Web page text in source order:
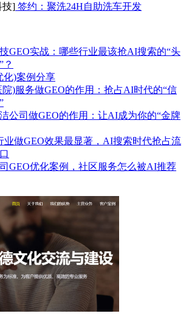
技] 签约：聚洗24H自助洗车开发
GEO实战：哪些行业最该抢AI搜索的“头
？
化)案例分享
院)服务做GEO的作用：抢占AI时代的“信
公司做GEO的作用：让AI成为你的“金牌
业做GEO效果最显著，AI搜索时代抢占流
GEO优化案例，社区服务怎么被AI推荐